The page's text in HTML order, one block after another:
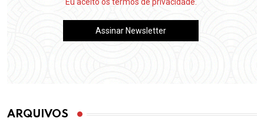
Eu aceito os termos de privacidade.
ARQUIVOS